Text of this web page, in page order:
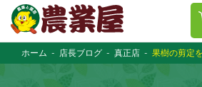
ホーム 店長ブログ 真正店 果樹の剪定